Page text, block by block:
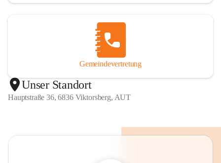
Gemeindevertretung
Unser Standort
Hauptstraße 36, 6836 Viktorsberg, AUT